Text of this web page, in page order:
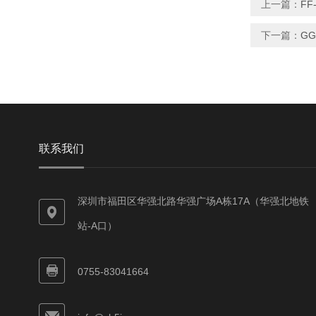
上一篇：
下一篇：
联系我们
深圳市福田区华强北路华强广场A栋17A（华强北地铁
站-A口）
0755-83041664